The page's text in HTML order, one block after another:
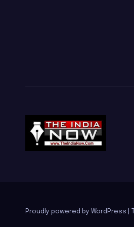
Proudly powered by WordPress